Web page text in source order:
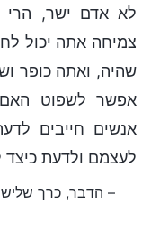
לא אדם ישר, הרי
צמיחה אתה יכול
שהיה, ואתה כופר
אפשר לשפוט האם
אנשים חייבים
לעצמם ולדעת
– הדבר, כרך